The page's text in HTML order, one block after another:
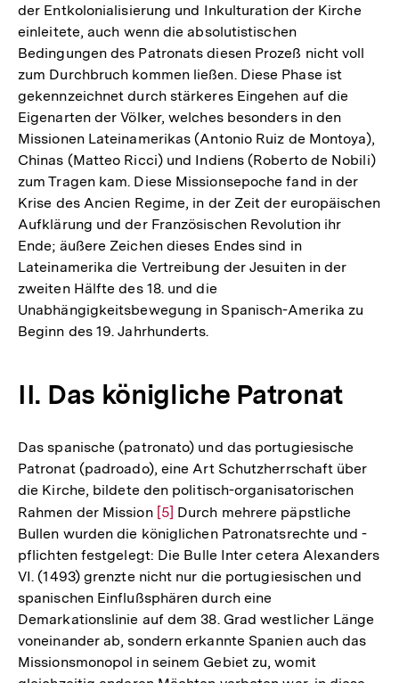
der Entkolonialisierung und Inkulturation der Kirche
einleitete, auch wenn die absolutistischen
Bedingungen des Patronats diesen Prozeß nicht voll
zum Durchbruch kommen ließen. Diese Phase ist
gekennzeichnet durch stärkeres Eingehen auf die
Eigenarten der Völker, welches besonders in den
Missionen Lateinamerikas (Antonio Ruiz de Montoya),
Chinas (Matteo Ricci) und Indiens (Roberto de Nobili)
zum Tragen kam. Diese Missionsepoche fand in der
Krise des Ancien Regime, in der Zeit der europäischen
Aufklärung und der Französischen Revolution ihr
Ende; äußere Zeichen dieses Endes sind in
Lateinamerika die Vertreibung der Jesuiten in der
zweiten Hälfte des 18. und die
Unabhängigkeitsbewegung in Spanisch-Amerika zu
Beginn des 19. Jahrhunderts.
II. Das königliche Patronat
Das spanische (patronato) und das portugiesische
Patronat (padroado), eine Art Schutzherrschaft über
die Kirche, bildete den politisch-organisatorischen
Rahmen der Mission Zur
Auflösung
der
Fußnote
[5] Durch mehrere päpstliche
Bullen wurden die königlichen Patronatsrechte und -
pflichten festgelegt: Die Bulle Inter cetera Alexanders
VI. (1493) grenzte nicht nur die portugiesischen und
spanischen Einflußsphären durch eine
Demarkationslinie auf dem 38. Grad westlicher Länge
voneinander ab, sondern erkannte Spanien auch das
Missionsmonopol in seinem Gebiet zu, womit